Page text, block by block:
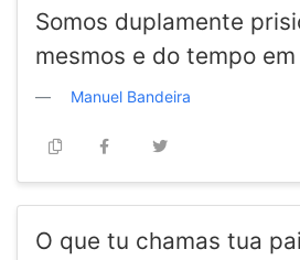
Somos duplamente
mesmos e do tempo
Manuel Bandeira
O que tu chamas tua